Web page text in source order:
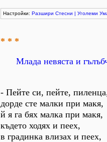
Настройки: Разшири Стесни | Уголеми
* * *
Млада невяста и
- Пейте си, пейте,
дорде сте малки при макя,
й я га бях малка при макя,
където ходях и пеех,
в градинка влизах и пеех,